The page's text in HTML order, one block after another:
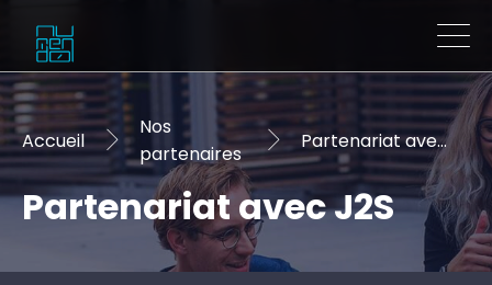
Accueil
Nos
partenaires
Partenariat avec J2S
Partenariat avec J2S